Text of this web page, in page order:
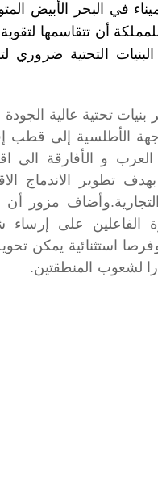
في البحر الأبيض
أن تتقاسمها لتقوية
التحتية ضروري
تحتية عالية الجودة
الأطلسية إلى قطب
و الأفارقة الى
بهدف تطوير الاندماج
وأضاف مزور أن
الفاعلين على إرساء
استثنائية يمكن
لشعوب المنطقتين.